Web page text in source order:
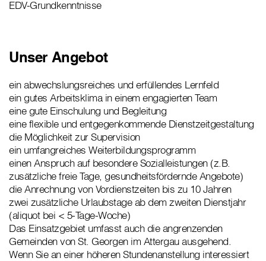
EDV-Grundkenntnisse
Unser Angebot
ein abwechslungsreiches und erfüllendes Lernfeld
ein gutes Arbeitsklima in einem engagierten Team
eine gute Einschulung und Begleitung
eine flexible und entgegenkommende Dienstzeitgestaltung
die Möglichkeit zur Supervision
ein umfangreiches Weiterbildungsprogramm
einen Anspruch auf besondere Sozialleistungen (z.B.
zusätzliche freie Tage, gesundheitsfördernde Angebote)
die Anrechnung von Vordienstzeiten bis zu 10 Jahren
zwei zusätzliche Urlaubstage ab dem zweiten Dienstjahr
(aliquot bei < 5-Tage-Woche)
Das Einsatzgebiet umfasst auch die angrenzenden
Gemeinden von St. Georgen im Attergau ausgehend.
Wenn Sie an einer höheren Stundenanstellung interessiert